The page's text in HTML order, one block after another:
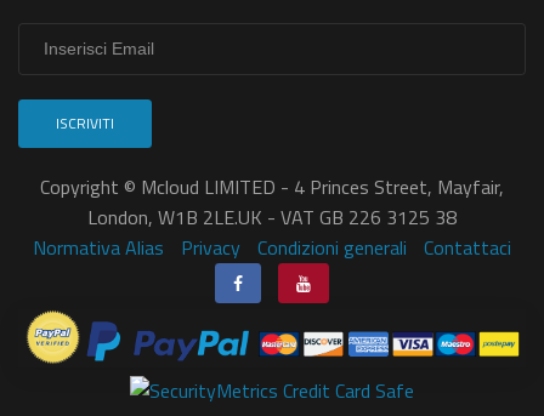
ISCRIVITI
Copyright © Mcloud LIMITED - 4 Princes Street, Mayfair,
London, W1B 2LE.UK - VAT GB 226 3125 38
Normativa Alias
Privacy Condizioni generali Contattaci